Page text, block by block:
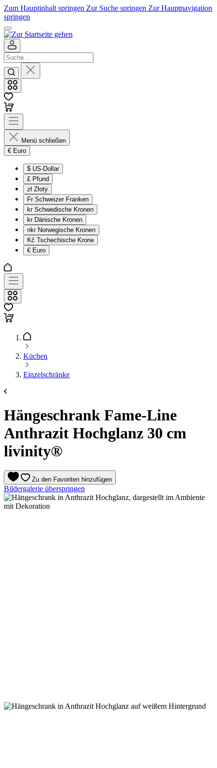
Zum Hauptinhalt springen Zur Suche springen Zur Hauptnavigation
springen
Menü schließen
€ Euro
$ US-Dollar
£ Pfund
zł Złoty
Fr Schweizer Franken
kr Schwedische Kronen
kr Dänische Kronen
nkr Norwegische Kronen
Kč Tschechische Krone
€ Euro
Küchen
Einzelschränke
Hängeschrank Fame-Line
Anthrazit Hochglanz 30 cm
livinity®
Zu den Favoriten hinzufügen
Bildergalerie überspringen